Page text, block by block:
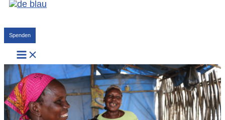
Zum
springen
Spenden